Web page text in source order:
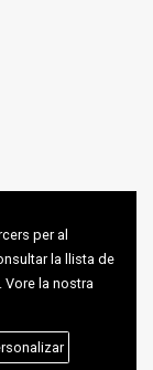
per al
la llista de
Vore la nostra